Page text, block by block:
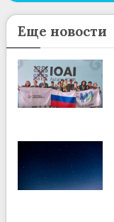
Еще новости